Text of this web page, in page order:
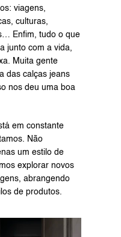
viagens,
culturas,
Enfim, tudo o que
junto com a vida,
Muita gente
das calças jeans
nos deu uma boa
em constante
Não
um estilo de
explorar novos
abrangendo
de produtos.